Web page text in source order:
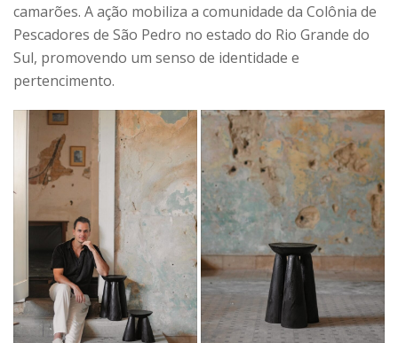
camarões. A ação mobiliza a comunidade da Colônia de
Pescadores de São Pedro no estado do Rio Grande do
Sul, promovendo um senso de identidade e
pertencimento.